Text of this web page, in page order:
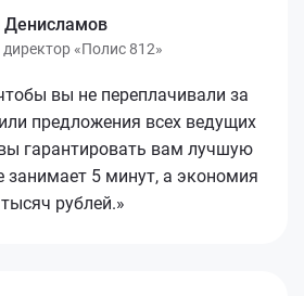
Денисламов
«Полис 812»
вы не переплачивали за
предложения всех ведущих
гарантировать вам лучшую
занимает 5 минут, а экономия
рублей.»